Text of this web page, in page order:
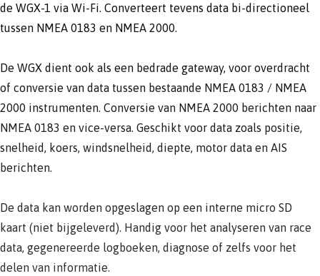
de WGX-1 via Wi-Fi. Converteert tevens data bi-directioneel
tussen NMEA 0183 en NMEA 2000.
De WGX dient ook als een bedrade gateway, voor overdracht
of conversie van data tussen bestaande NMEA 0183 / NMEA
2000 instrumenten. Conversie van NMEA 2000 berichten naar
NMEA 0183 en vice-versa. Geschikt voor data zoals positie,
snelheid, koers, windsnelheid, diepte, motor data en AIS
berichten.
De data kan worden opgeslagen op een interne micro SD
kaart (niet bijgeleverd). Handig voor het analyseren van race
data, gegenereerde logboeken, diagnose of zelfs voor het
delen van informatie.